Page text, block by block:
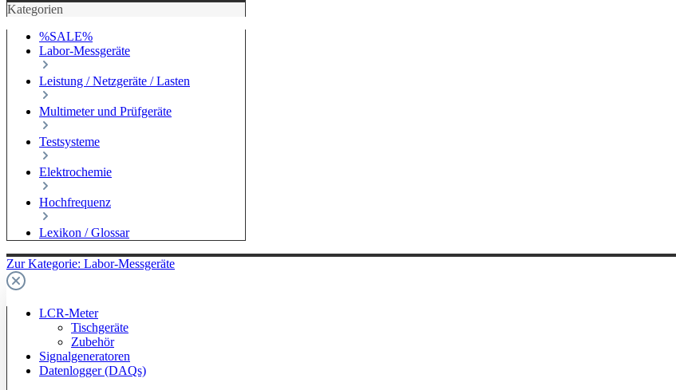
Kategorien
%SALE%
Labor-Messgeräte
Leistung / Netzgeräte / Lasten
Multimeter und Prüfgeräte
Testsysteme
Elektrochemie
Hochfrequenz
Lexikon / Glossar
Zur Kategorie: Labor-Messgeräte
LCR-Meter
Tischgeräte
Zubehör
Signalgeneratoren
Datenlogger (DAQs)